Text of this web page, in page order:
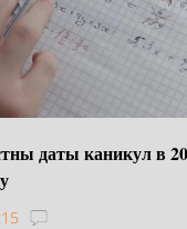
даты каникул в